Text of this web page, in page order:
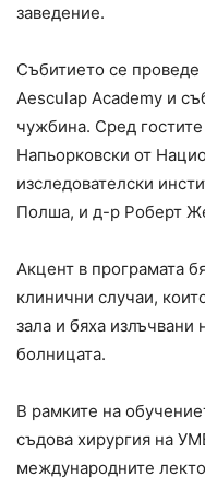
заведение.
Събитието се проведе
Aesculap Academy и
чужбина. Сред
Напьорковски от
изследователски
Полша, и д-р Роберт
Акцент в програмата
клинични случаи,
зала и бяха излъчвани
болницата.
В рамките на
съдова хирургия на
международните